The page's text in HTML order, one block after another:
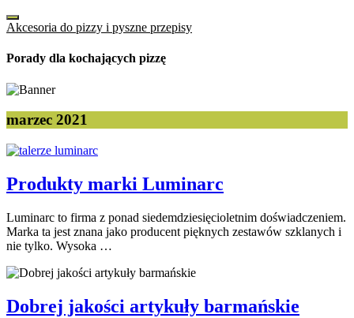
Akcesoria do pizzy i pyszne przepisy
Porady dla kochających pizzę
marzec 2021
Produkty marki Luminarc
Luminarc to firma z ponad siedemdziesięcioletnim doświadczeniem.
Marka ta jest znana jako producent pięknych zestawów szklanych i
nie tylko. Wysoka …
Dobrej jakości artykuły barmańskie